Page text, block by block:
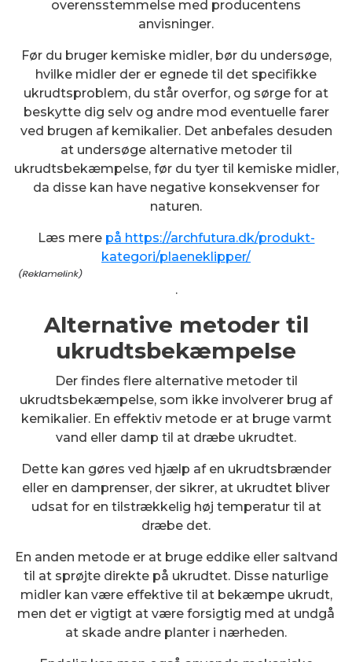
overensstemmelse med producentens
anvisninger.
Før du bruger kemiske midler, bør du undersøge,
hvilke midler der er egnede til det specifikke
ukrudtsproblem, du står overfor, og sørge for at
beskytte dig selv og andre mod eventuelle farer
ved brugen af kemikalier. Det anbefales desuden
at undersøge alternative metoder til
ukrudtsbekæmpelse, før du tyer til kemiske midler,
da disse kan have negative konsekvenser for
naturen.
Læs mere på https://archfutura.dk/produkt-
kategori/plaeneklipper/
.
Alternative metoder til
ukrudtsbekæmpelse
Der findes flere alternative metoder til
ukrudtsbekæmpelse, som ikke involverer brug af
kemikalier. En effektiv metode er at bruge varmt
vand eller damp til at dræbe ukrudtet.
Dette kan gøres ved hjælp af en ukrudtsbrænder
eller en damprenser, der sikrer, at ukrudtet bliver
udsat for en tilstrækkelig høj temperatur til at
dræbe det.
En anden metode er at bruge eddike eller saltvand
til at sprøjte direkte på ukrudtet. Disse naturlige
midler kan være effektive til at bekæmpe ukrudt,
men det er vigtigt at være forsigtig med at undgå
at skade andre planter i nærheden.